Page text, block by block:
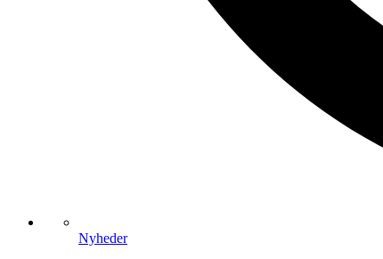
Nyheder